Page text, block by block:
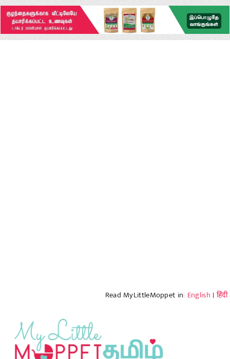
Read MyLittleMoppet in: English |हिंदी